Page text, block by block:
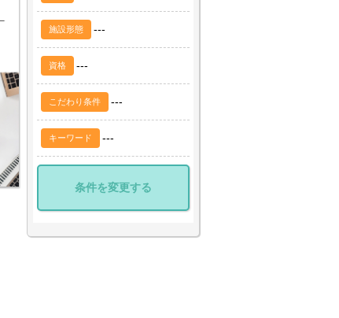
施設形態 ---
資格 ---
こだわり条件 ---
キーワード ---
条件を変更する
o
k